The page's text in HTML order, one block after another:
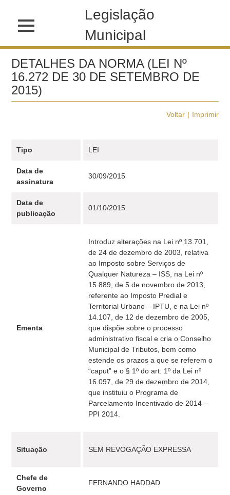
Legislação
Municipal
DETALHES DA NORMA (LEI Nº
16.272 DE 30 DE SETEMBRO DE
2015)
Voltar Imprimir
Tipo LEI
Data de
assinatura
30/09/2015
Data de
publicação
01/10/2015
Ementa
Introduz alterações na Lei nº 13.701,
de 24 de dezembro de 2003, relativa
ao Imposto sobre Serviços de
Qualquer Natureza – ISS, na Lei nº
15.889, de 5 de novembro de 2013,
referente ao Imposto Predial e
Territorial Urbano – IPTU, e na Lei nº
14.107, de 12 de dezembro de 2005,
que dispõe sobre o processo
administrativo fiscal e cria o Conselho
Municipal de Tributos, bem como
estende os prazos a que se referem o
“caput” e o § 1º do art. 1º da Lei nº
16.097, de 29 de dezembro de 2014,
que instituiu o Programa de
Parcelamento Incentivado de 2014 –
PPI 2014.
Situação SEM REVOGAÇÃO EXPRESSA
Chefe de
Governo
FERNANDO HADDAD